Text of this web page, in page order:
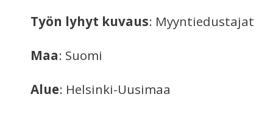
Työn lyhyt kuvaus: Myyntiedustajat
Maa: Suomi
Alue: Helsinki-Uusimaa